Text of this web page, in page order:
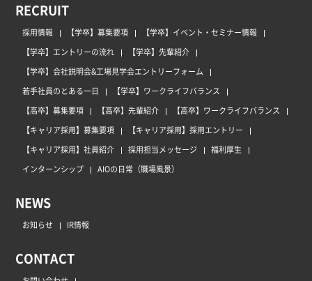
RECRUIT
採用情報 【学卒】募集要項
【学卒】イベント・セミナー情報
【学卒】エントリーの流れ
【学卒】先輩紹介
【学卒】会社説明会&工場見学会エントリーフォーム
若手社員のとある一日
【学卒】ワークライフバランス
【高卒】募集要項
【高卒】先輩紹介
【高卒】ワークライフバランス
【キャリア採用】募集要項
【キャリア採用】採用エントリー
【キャリア採用】社員紹介
採用担当メッセージ
福利厚生
インターンシップ
AIOの日常（職場風景）
NEWS
お知らせ IR情報
CONTACT